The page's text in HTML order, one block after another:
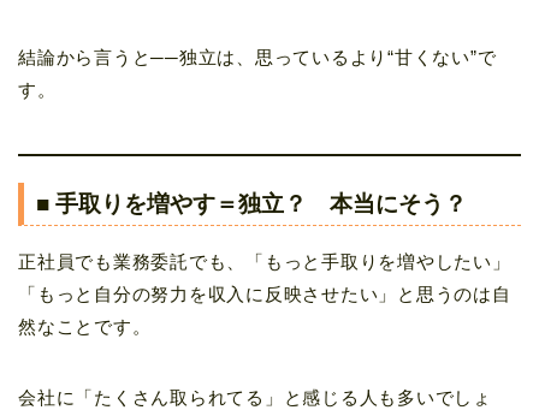
結論から言うと──独立は、思っているより“甘くない”で
す。
■ 手取りを増やす＝独立？ 本当にそう？
正社員でも業務委託でも、「もっと手取りを増やしたい」
「もっと自分の努力を収入に反映させたい」と思うのは自
然なことです。
会社に「たくさん取られてる」と感じる人も多いでしょ